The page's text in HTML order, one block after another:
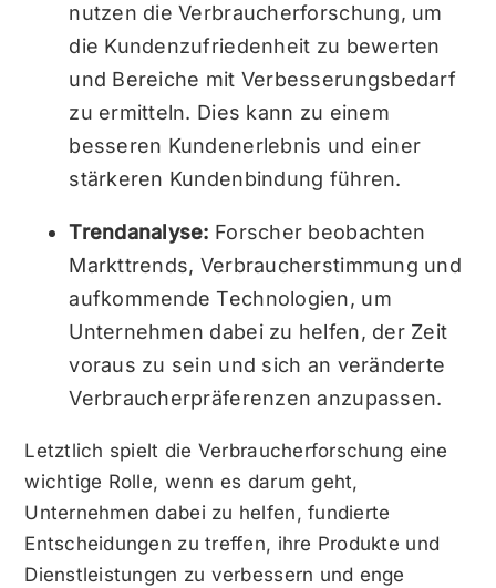
nutzen die Verbraucherforschung, um
die Kundenzufriedenheit zu bewerten
und Bereiche mit Verbesserungsbedarf
zu ermitteln. Dies kann zu einem
besseren Kundenerlebnis und einer
stärkeren Kundenbindung führen.
Trendanalyse: Forscher beobachten
Markttrends, Verbraucherstimmung und
aufkommende Technologien, um
Unternehmen dabei zu helfen, der Zeit
voraus zu sein und sich an veränderte
Verbraucherpräferenzen anzupassen.
Letztlich spielt die Verbraucherforschung eine
wichtige Rolle, wenn es darum geht,
Unternehmen dabei zu helfen, fundierte
Entscheidungen zu treffen, ihre Produkte und
Dienstleistungen zu verbessern und enge